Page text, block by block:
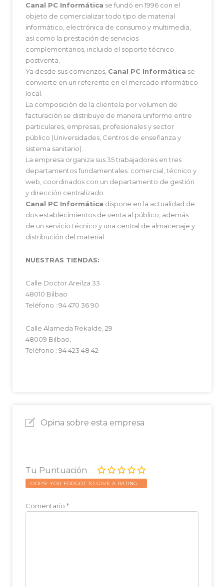
Canal PC Informática se fundó en 1996 con el
objeto de comercializar todo tipo de material
informático, electrónica de consumo y multimedia,
así como la prestación de servicios
complementarios, incluido el soporte técnico
postventa.
Ya desde sus comienzos, Canal PC Informática se
convierte en un referente en el mercado informático
local.
La composición de la clientela por volumen de
facturación se distribuye de manera uniforme entre
particulares, empresas, profesionales y sector
público (Universidades, Centros de enseñanza y
sistema sanitario).
La empresa organiza sus 35 trabajadores en tres
departamentos fundamentales: comercial, técnico y
web, coordinados con un departamento de gestión
y dirección centralizado.
Canal PC Informática dispone en la actualidad de
dos establecimientos de venta al público, además
de un servicio técnico y una central de almacenaje y
distribución del material.
NUESTRAS TIENDAS:
Calle Doctor Areilza 33
48010 Bilbao
Teléfono : 94 470 36 90
Calle Alameda Rekalde, 29
48009 Bilbao,
Teléfono : 94 423 48 42
Opina sobre esta empresa
Tu Puntuación
OOPS! YOU FORGOT TO GIVE A RATING.
Comentario *